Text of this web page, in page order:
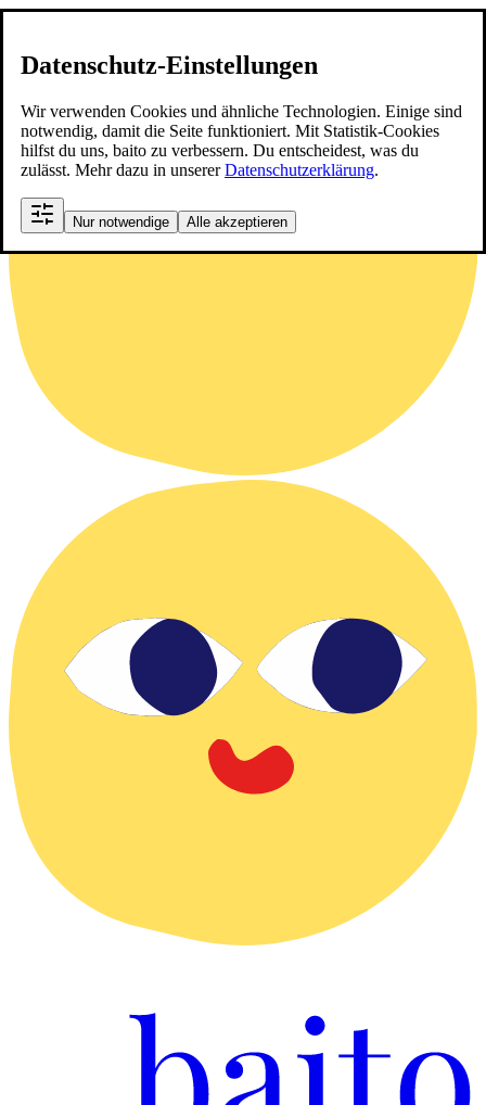
Datenschutz-Einstellungen
Wir verwenden Cookies und ähnliche Technologien. Einige sind
notwendig, damit die Seite funktioniert. Mit Statistik-Cookies
hilfst du uns, baito zu verbessern. Du entscheidest, was du
zulässt. Mehr dazu in unsererDatenschutzerklärung.
Nur notwendige Alle akzeptieren